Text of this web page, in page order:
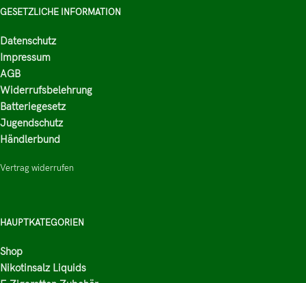
GESETZLICHE INFORMATION
Datenschutz
Impressum
AGB
Widerrufsbelehrung
Batteriegesetz
Jugendschutz
Händlerbund
Vertrag widerrufen
HAUPTKATEGORIEN
Shop
Nikotinsalz Liquids